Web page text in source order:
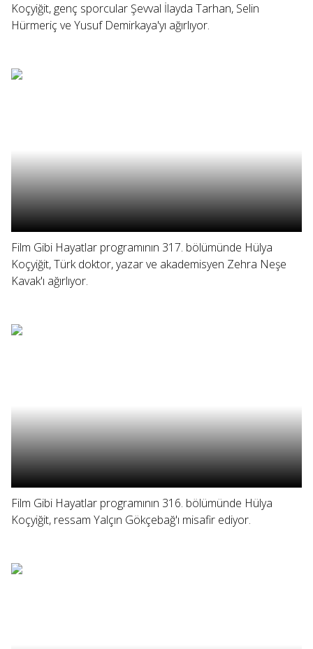
Koçyiğit, genç sporcular Şevval İlayda Tarhan, Selin
Hürmeriç ve Yusuf Demirkaya'yı ağırlıyor.
Film Gibi Hayatlar programının 317. bölümünde Hülya
Koçyiğit, Türk doktor, yazar ve akademisyen Zehra Neşe
Kavak'ı ağırlıyor.
Film Gibi Hayatlar programının 316. bölümünde Hülya
Koçyiğit, ressam Yalçın Gökçebağ'ı misafir ediyor.